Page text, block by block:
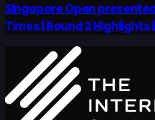
Singapore Open
Times | Round 2 Highlights